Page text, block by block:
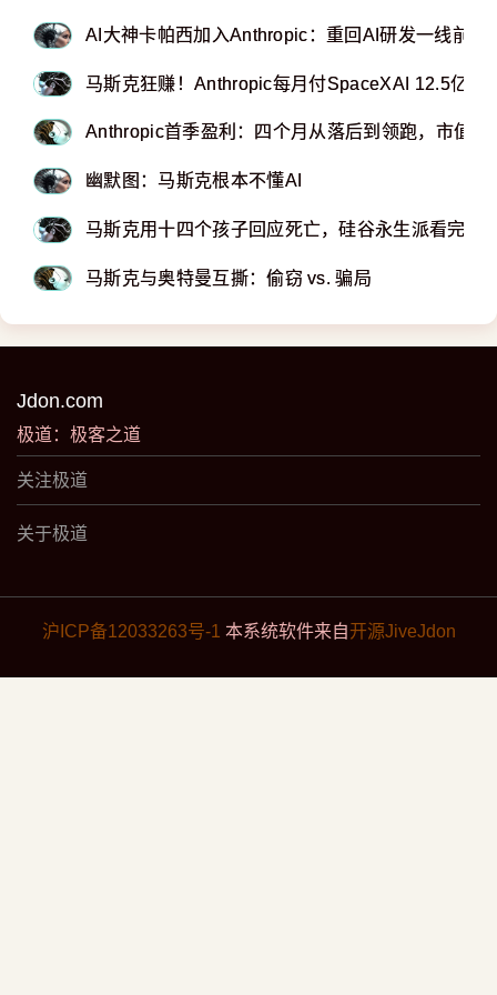
AI大神卡帕西加入Anthropic：重回AI研发一线前沿
马斯克狂赚！Anthropic每月付SpaceXAI 12.5亿美
Anthropic首季盈利：四个月从落后到领跑，市值跃
幽默图：马斯克根本不懂AI
马斯克用十四个孩子回应死亡，硅谷永生派看完沉
马斯克与奥特曼互撕：偷窃 vs. 骗局
Jdon.com
极道：极客之道
关注极道
关于极道
沪ICP备12033263号-1 本系统软件来自 开源JiveJdon